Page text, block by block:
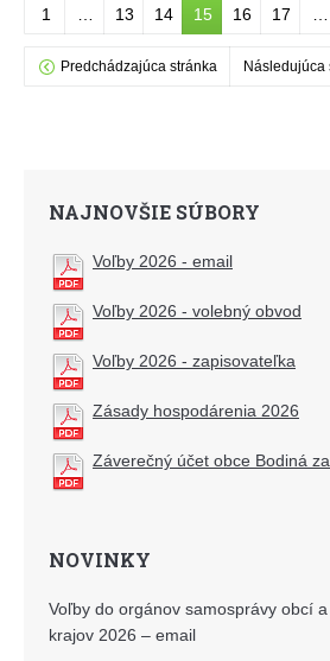
1 13 14 15 16 17
Predchádzajúca stránka Následujúca
NAJNOVŠIE SÚBORY
Voľby 2026 - email
Voľby 2026 - volebný obvod
Voľby 2026 - zapisovateľka
Zásady hospodárenia 2026
Záverečný účet obce Bodiná
NOVINKY
Voľby do orgánov samosprávy obcí
krajov 2026 – email